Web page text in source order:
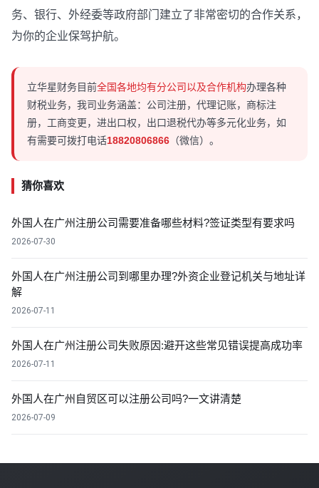
务、银行、外经委等政府部门建立了非常密切的合作关系，
为你的企业保驾护航。
立华星财务目前全国各地均有分公司以及合作机构办理各种
财税业务，我司业务涵盖：公司注册，代理记账，商标注
册，工商变更，进出口权，出口退税代办等多元化业务，如
有需要可拨打电话18820806866 （微信）。
猜你喜欢
外国人在广州注册公司需要准备哪些材料?签证类型有要求吗
2026-07-30
外国人在广州注册公司到哪里办理?外资企业登记机关与地址详
解
2026-07-11
外国人在广州注册公司失败原因:避开这些常见错误提高成功率
2026-07-11
外国人在广州自贸区可以注册公司吗?一文讲清楚
2026-07-09